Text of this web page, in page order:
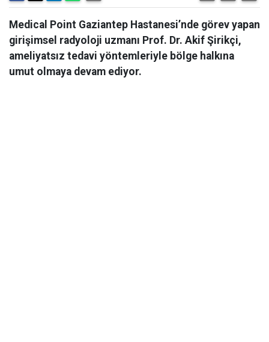
Medical Point Gaziantep Hastanesi’nde görev yapan
girişimsel radyoloji uzmanı Prof. Dr. Akif Şirikçi,
ameliyatsız tedavi yöntemleriyle bölge halkına
umut olmaya devam ediyor.